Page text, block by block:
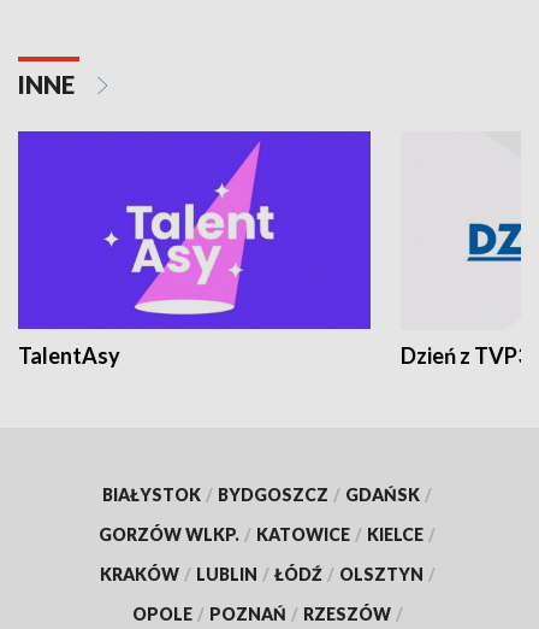
INNE
TalentAsy Dzień z TVP3
BIAŁYSTOK / BYDGOSZCZ / GDAŃSK /
GORZÓW WLKP. / KATOWICE / KIELCE /
KRAKÓW / LUBLIN / ŁÓDŹ / OLSZTYN /
OPOLE / POZNAŃ / RZESZÓW /